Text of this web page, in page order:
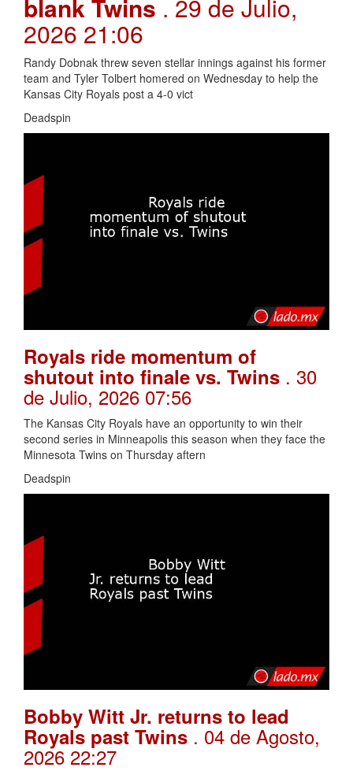
blank Twins . 29 de Julio,
2026 21:06
Randy Dobnak threw seven stellar innings against his former
team and Tyler Tolbert homered on Wednesday to help the
Kansas City Royals post a 4-0 vict
Deadspin
Royals ride momentum of
shutout into finale vs. Twins . 30
de Julio, 2026 07:56
The Kansas City Royals have an opportunity to win their
second series in Minneapolis this season when they face the
Minnesota Twins on Thursday aftern
Deadspin
Bobby Witt Jr. returns to lead
Royals past Twins . 04 de Agosto,
2026 22:27